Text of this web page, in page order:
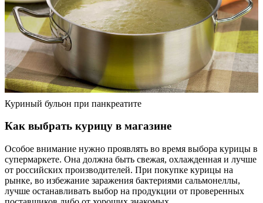
Куриный бульон при панкреатите
Как выбрать курицу в магазине
Особое внимание нужно проявлять во время выбора курицы в
супермаркете. Она должна быть свежая, охлажденная и лучше
от российских производителей. При покупке курицы на
рынке, во избежание заражения бактериями сальмонеллы,
лучше останавливать выбор на продукции от проверенных